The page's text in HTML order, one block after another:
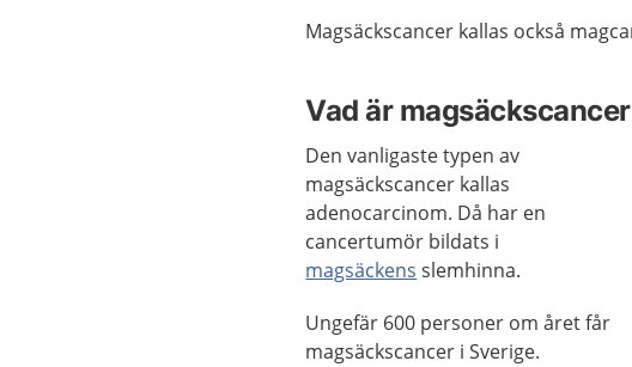
Magsäckscancer kallas också
Vad är
Den vanligaste typen av
magsäckscancer kallas
adenocarcinom. Då har en
cancertumör bildats i
magsäckens slemhinna.
Ungefär 600 personer om året får
magsäckscancer i Sverige.